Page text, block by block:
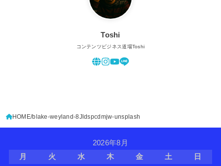
Toshi
コンテンツビジネス道場Toshi
HOME blake-weyland-8Jldspcdmjw-unsplash
2026年8月
月
火 水 木 金 土
日